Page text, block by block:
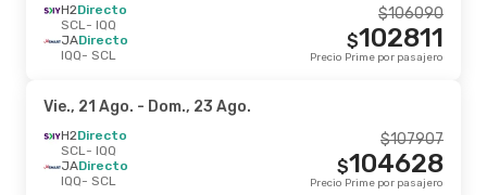
H2Directo
SCL- IQQ
JADirecto
IQQ- SCL
106090
$
102811
$
Precio Prime por pasajero
Vie., 21 Ago. - Dom., 23 Ago.
H2Directo
SCL- IQQ
JADirecto
IQQ- SCL
107907
$
104628
$
Precio Prime por pasajero